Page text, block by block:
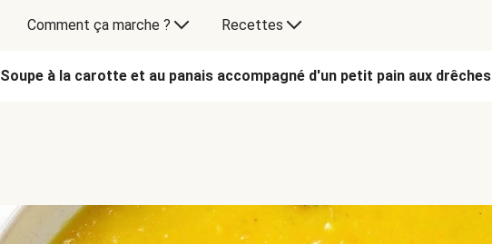
Comment ça marche ? Recettes
Soupe à la carotte et au panais accompagné d'un petit pain aux drêches